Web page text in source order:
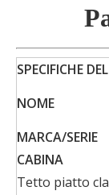
SPECIFICHE
NOME
MARCA/SERIE
CABINA
Tetto piatto